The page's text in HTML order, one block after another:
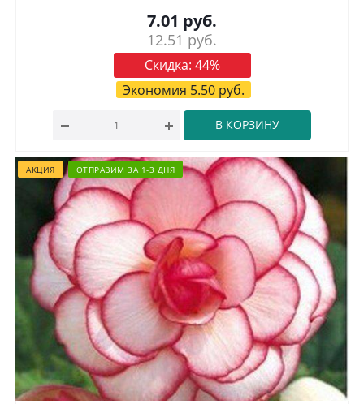
7.01 руб.
12.51руб.
Скидка: 44%
Экономия 5.50руб.
В КОРЗИНУ
АКЦИЯ ОТПРАВИМ ЗА 1-3 ДНЯ